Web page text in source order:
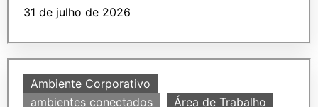
31 de julho de 2026
Ambiente Corporativo
ambientes conectados
Área de Trabalho